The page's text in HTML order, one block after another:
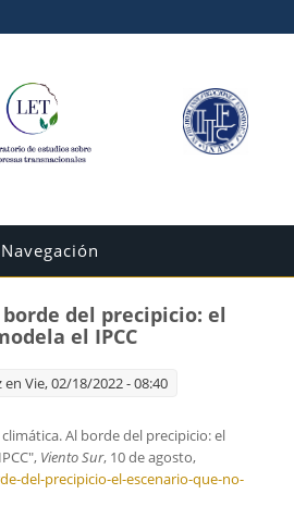
Navegación
del precipicio: el
el IPCC
en Vie, 02/18/2022 - 08:40
Al borde del precipicio: el
Viento Sur, 10 de agosto,
del-precipicio-el-escenario-que-no-